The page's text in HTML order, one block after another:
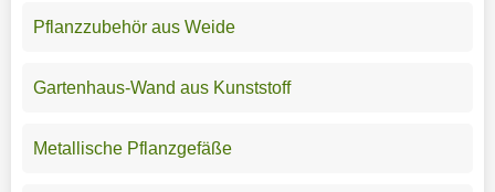
Pflanzzubehör aus Weide
Gartenhaus-Wand aus Kunststoff
Metallische Pflanzgefäße